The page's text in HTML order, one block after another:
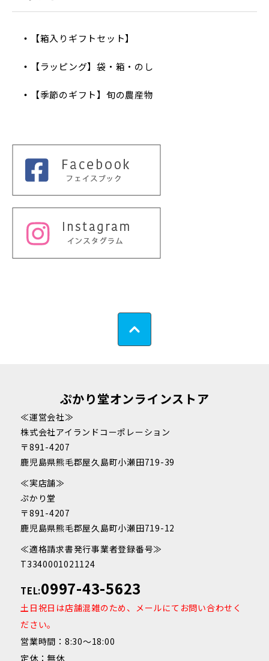
【箱入りギフトセット】
【ラッピング】袋・箱・のし
【季節のギフト】旬の農産物
ぷかり堂オンラインストア
≪運営会社≫
株式会社アイランドコーポレーション
〒891-4207
鹿児島県熊毛郡屋久島町小瀬田719-39
≪実店舗≫
ぷかり堂
〒891-4207
鹿児島県熊毛郡屋久島町小瀬田719-12
≪適格請求書発行事業者登録番号≫
T3340001021124
TEL:0997-43-5623
土日祝日は店舗混雑のため、メールにてお問い合わせく
ださい。
営業時間：8:30～18:00
定休：無休